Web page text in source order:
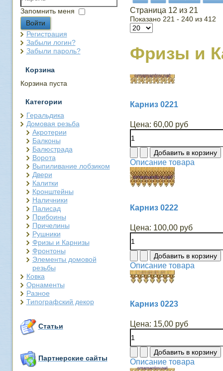
Запомнить меня
Войти
Регистрация
Забыли логин?
Забыли пароль?
Корзина
Корзина пуста
Категории
Геральдика
Домовая резьба
Акротерии
Балконы
Балюстрада
Ворота
Выпиливание лобзиком
Двери
Калитки
Кронштейны
Наличники
Палисад
Прибоины
Причелины
Рушники
Фризы и Карнизы
Фронтоны
Элементы домовой
резьбы
Ковка
Орнаменты
Разное
Типографский декор
Статьи
Партнерские сайты
Страница 12 из 21
Показано 221 - 240 из 412
Фризы и
Карниз 0221
Цена: 60,00 руб
Описание товара
Карниз 0222
Цена: 100,00 руб
Описание товара
Карниз 0223
Цена: 15,00 руб
Описание товара